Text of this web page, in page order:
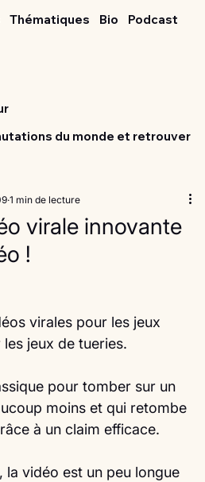
Thématiques Podcast
Bio
du monde et retrouver
virale innovante
!
1 min de lecture
virales pour les jeux
jeux de tueries.
pour tomber sur un
moins et qui retombe
à un claim efficace.
la vidéo est un peu longue